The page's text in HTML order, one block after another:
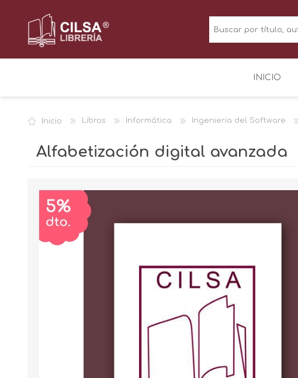
INICIO
Inicio Libros Informática Ingenieria del Software
Alfabetización digital avanzada